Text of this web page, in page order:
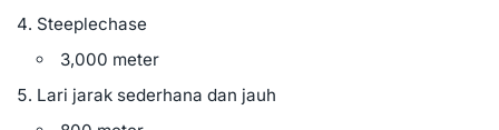
Steeplechase
3,000 meter
Lari jarak sederhana dan jauh